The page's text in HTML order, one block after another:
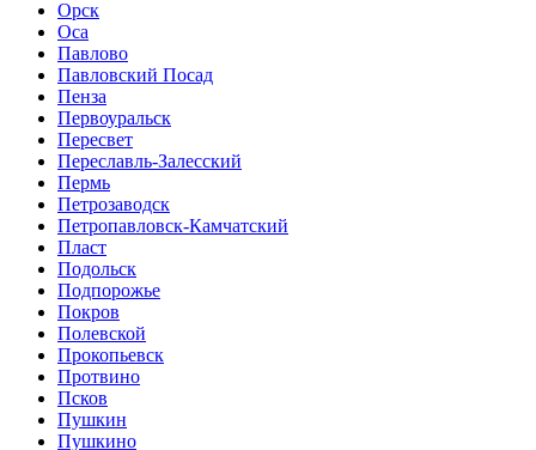
Орск
Оса
Павлово
Павловский Посад
Пенза
Первоуральск
Пересвет
Переславль-Залесский
Пермь
Петрозаводск
Петропавловск-Камчатский
Пласт
Подольск
Подпорожье
Покров
Полевской
Прокопьевск
Протвино
Псков
Пушкин
Пушкино